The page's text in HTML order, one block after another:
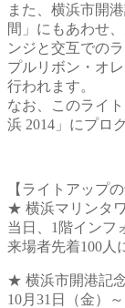
また、横浜市開
間」にもあわせ
ンジと交互での
プルリボン・オ
行われます。
なお、このライ
浜 2014」にプロ
【ライトアップの
★ 横浜マリンタ
当日、1階インフ
来場者先着100人
★ 横浜市開港記
10月31日（金）